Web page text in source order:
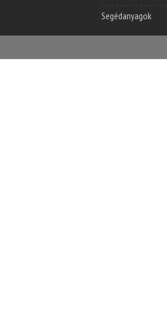
Segédanyagok